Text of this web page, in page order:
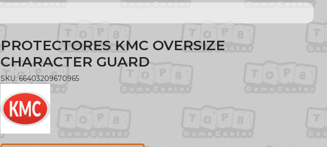
PROTECTORES KMC OVERSIZE
CHARACTER GUARD
SKU: 66403209670965